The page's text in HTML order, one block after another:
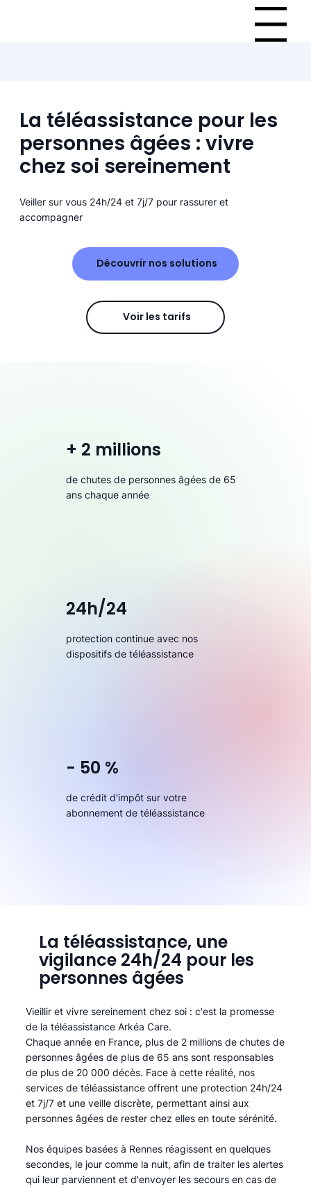
Menu
La téléassistance pour les
personnes âgées : vivre
chez soi sereinement
Veiller sur vous 24h/24 et 7j/7 pour rassurer et
accompagner
Découvrir nos solutions
Voir les tarifs
+ 2 millions
de chutes de personnes âgées de 65
ans chaque année
24h/24
protection continue avec nos
dispositifs de téléassistance
- 50 %
de crédit d'impôt sur votre
abonnement de téléassistance
La téléassistance, une
vigilance 24h/24 pour les
personnes âgées
Vieillir et vivre sereinement chez soi : c'est la promesse
de la téléassistance Arkéa Care.
Chaque année en France, plus de 2 millions de chutes de
personnes âgées de plus de 65 ans sont responsables
de plus de 20 000 décès. Face à cette réalité, nos
services de téléassistance offrent une protection 24h/24
et 7j/7 et une veille discrète, permettant ainsi aux
personnes âgées de rester chez elles en toute sérénité.​
Nos équipes basées à Rennes réagissent en quelques
secondes, le jour comme la nuit, afin de traiter les alertes
qui leur parviennent et d'envoyer les secours en cas de